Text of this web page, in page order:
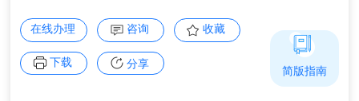
在线办理 咨询 收藏
下载 分享 简版指南